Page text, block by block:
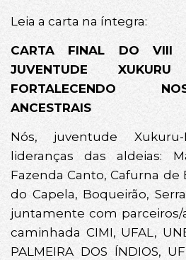
Leia a carta na íntegra:
CARTA FINAL DO VIII
JUVENTUDE
FORTALECENDO
ANCESTRAIS
Nós, juventude
lideranças das aldeias:
Fazenda Canto, Cafurna de
do Capela, Boqueirão,
juntamente com parceiros/
caminhada CIMI, UFAL,
PALMEIRA DOS ÍNDIOS,